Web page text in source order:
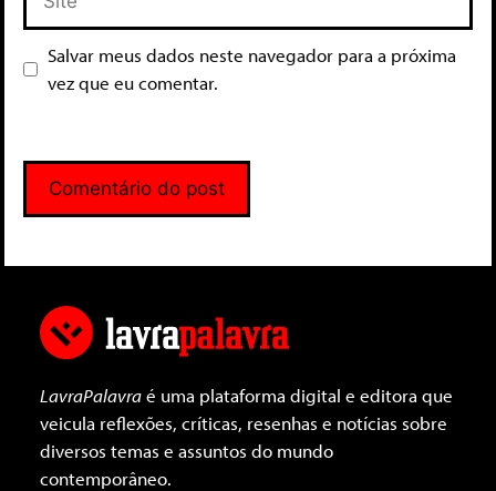
Salvar meus dados neste navegador para a próxima
vez que eu comentar.
LavraPalavraé uma plataforma digital e editora que
veicula reflexões, críticas, resenhas e notícias sobre
diversos temas e assuntos do mundo
contemporâneo.